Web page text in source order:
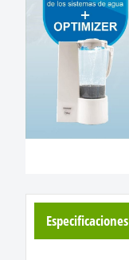
Especificaciones